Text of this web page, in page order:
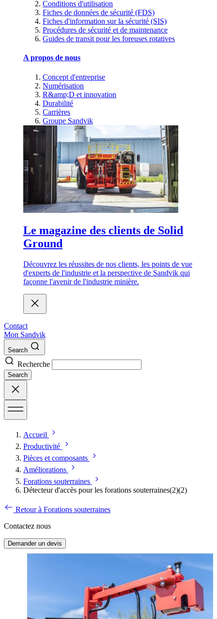
Conditions d'utilisation
Fiches de données de sécurité (FDS)
Fiches d'information sur la sécurité (SIS)
Procédures de sécurité et de maintenance
Guides de transit pour les foreuses rotatives
A propos de nous
Concept d'entreprise
Numérisation
R&amp;D et innovation
Durabilité
Carrières
Groupe Sandvik
Le magazine des clients de Solid
Ground
Découvrez les réussites de nos clients, les points de vue
d'experts de l'industrie et la perspective de Sandvik qui
façonne l'avenir de l'industrie minière.
Contact
Mon Sandvik
Search
Recherche
Search
Accueil
Productivité
Pièces et composants
Améliorations
Forations souterraines
Détecteur d'accès pour les forations souterraines(2)(2)
Retour à Forations souterraines
Contactez nous
Demander un devis